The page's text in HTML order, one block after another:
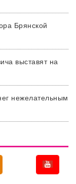
Брянской
выставят на
нежелательным